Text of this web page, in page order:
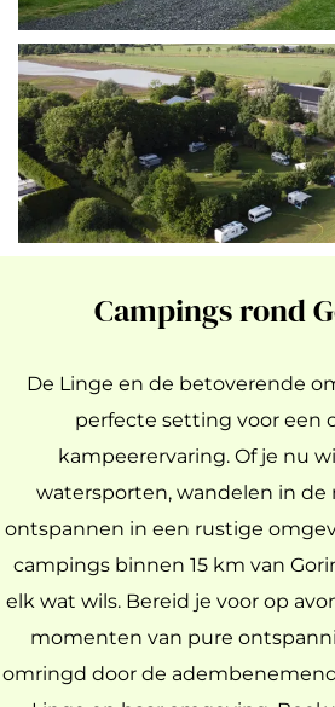
Campings rond
De Linge en de betoverende
perfecte setting voor een
kampeerervaring. Of je nu
watersporten, wandelen in de
ontspannen in een rustige
campings binnen 15 km van
elk wat wils. Bereid je voor op
momenten van pure
omringd door de